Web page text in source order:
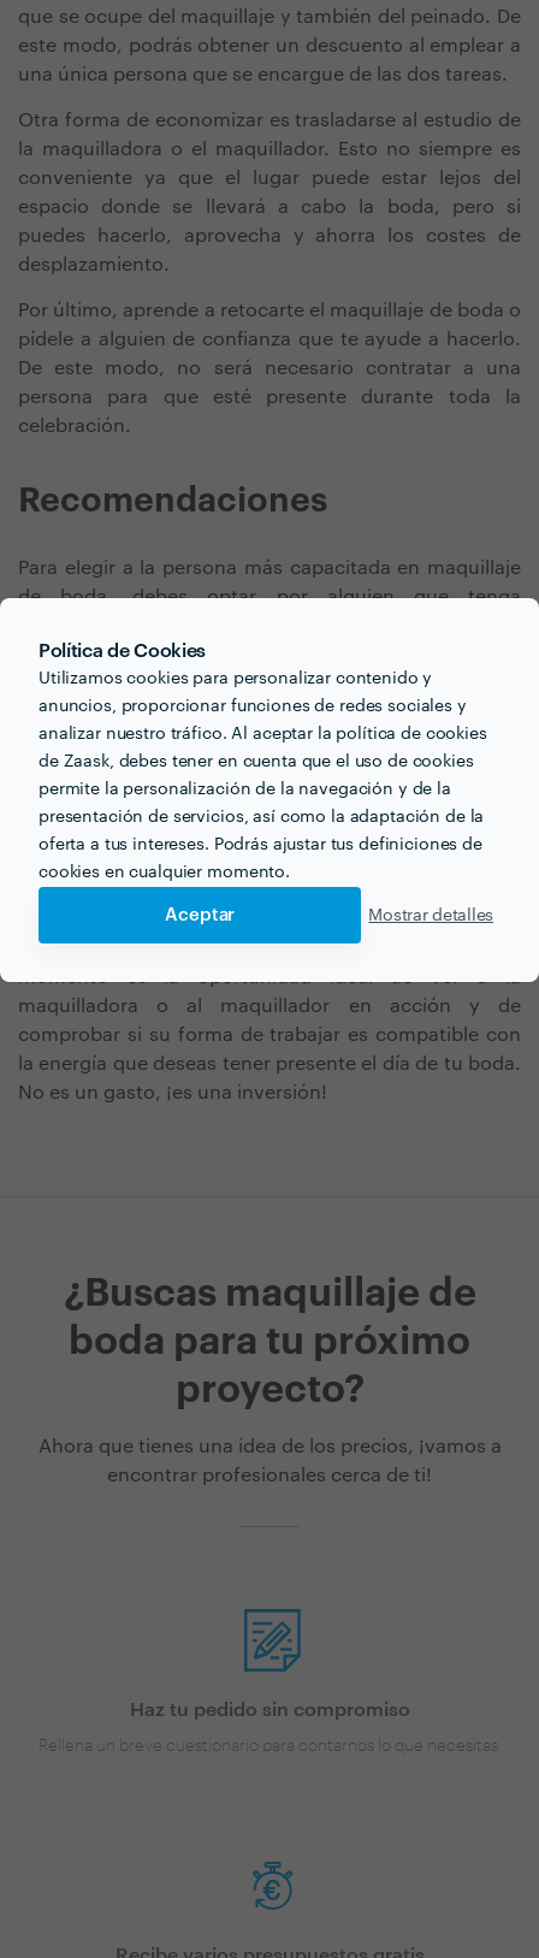
Política de Cookies
Utilizamos cookies para personalizar contenido y
anuncios, proporcionar funciones de redes sociales y
analizar nuestro tráfico. Al aceptar la política de cookies
de Zaask, debes tener en cuenta que el uso de cookies
permite la personalización de la navegación y de la
presentación de servicios, así como la adaptación de la
oferta a tus intereses. Podrás ajustar tus definiciones de
cookies en cualquier momento.
Aceptar Mostrar detalles
que se ocupe del maquillaje y también del peinado. De
este modo, podrás obtener un descuento al emplear a
una única persona que se encargue de las dos tareas.
Otra forma de economizar es trasladarse al estudio de
la maquilladora o el maquillador. Esto no siempre es
conveniente ya que el lugar puede estar lejos del
espacio donde se llevará a cabo la boda, pero si
puedes hacerlo, aprovecha y ahorra los costes de
desplazamiento.
Por último, aprende a retocarte el maquillaje de boda o
pídele a alguien de confianza que te ayude a hacerlo.
De este modo, no será necesario contratar a una
persona para que esté presente durante toda la
celebración.
Recomendaciones
Para elegir a la persona más capacitada en maquillaje
de boda, debes optar por alguien que tenga
recomendable leer evaluaciones de clientes y clientas
que ya contrataron el servicio que te interesa a ti.
Además de leer las evaluaciones, revisa el porfolio del
o de la profesional que más te agrada para asegurarte
de que su estilo coincida con el tuyo.
No te olvides de consultar qué tipo de productos
utilizan. Este detalle es de suma importancia si tienes
la piel sensible, ya que debes asegurarte de que usarán
productos de calidad.
Por último, haz una prueba del maquillaje de boda. Ese
momento es la oportunidad ideal de ver a la
maquilladora o al maquillador en acción y de
comprobar si su forma de trabajar es compatible con
la energía que deseas tener presente el día de tu boda.
No es un gasto, ¡es una inversión!
¿Buscas maquillaje de
boda para tu próximo
proyecto?
Ahora que tienes una idea de los precios, ¡vamos a
encontrar profesionales cerca de ti!
Haz tu pedido sin compromiso
Rellena un breve cuestionario para contarnos lo que necesitas.